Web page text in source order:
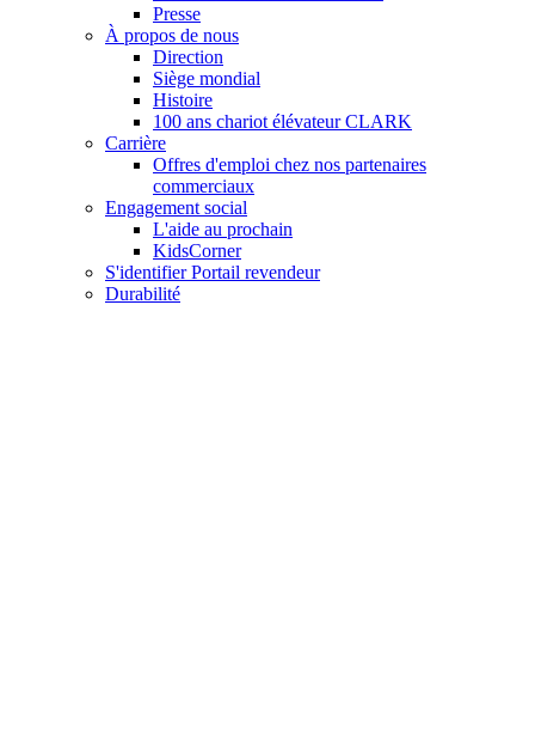
Presse
À propos de nous
Direction
Siège mondial
Histoire
100 ans chariot élévateur CLARK
Carrière
Offres d'emploi chez nos partenaires
commerciaux
Engagement social
L'aide au prochain
KidsCorner
S'identifier Portail revendeur
Durabilité